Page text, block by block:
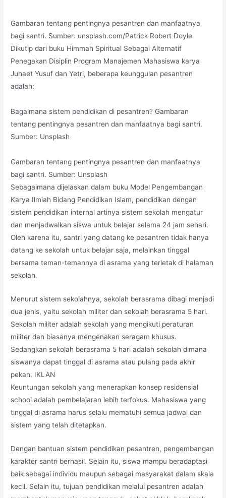
Gambaran tentang pentingnya pesantren dan manfaatnya
bagi santri. Sumber: unsplash.com/Patrick Robert Doyle
Dikutip dari buku Himmah Spiritual Sebagai Alternatif
Penegakan Disiplin Program Manajemen Mahasiswa karya
Juhaet Yusuf dan Yetri, beberapa keunggulan pesantren
adalah:
Bagaimana sistem pendidikan di pesantren? Gambaran
tentang pentingnya pesantren dan manfaatnya bagi santri.
Sumber: Unsplash
Gambaran tentang pentingnya pesantren dan manfaatnya
bagi santri. Sumber: Unsplash
Sebagaimana dijelaskan dalam buku Model Pengembangan
Karya Ilmiah Bidang Pendidikan Islam, pendidikan dengan
sistem pendidikan internal artinya sistem sekolah mengatur
dan menjadwalkan siswa untuk belajar selama 24 jam sehari.
Oleh karena itu, santri yang datang ke pesantren tidak hanya
datang ke sekolah untuk belajar saja, melainkan tinggal
bersama teman-temannya di asrama yang terletak di halaman
sekolah.
Menurut sistem sekolahnya, sekolah berasrama dibagi menjadi
dua jenis, yaitu sekolah militer dan sekolah berasrama 5 hari.
Sekolah militer adalah sekolah yang mengikuti peraturan
militer dan biasanya mengenakan seragam khusus.
Sedangkan sekolah berasrama 5 hari adalah sekolah dimana
siswanya dapat tinggal di asrama atau pulang pada akhir
pekan. IKLAN
Keuntungan sekolah yang menerapkan konsep residensial
school adalah pembelajaran lebih terfokus. Mahasiswa yang
tinggal di asrama harus selalu mematuhi semua jadwal dan
sistem yang telah ditetapkan.
Dengan bantuan sistem pendidikan pesantren, pengembangan
karakter santri berhasil. Selain itu, siswa mampu beradaptasi
baik sebagai individu maupun sebagai masyarakat dalam skala
kecil. Selain itu, tujuan pendidikan melalui pesantren adalah